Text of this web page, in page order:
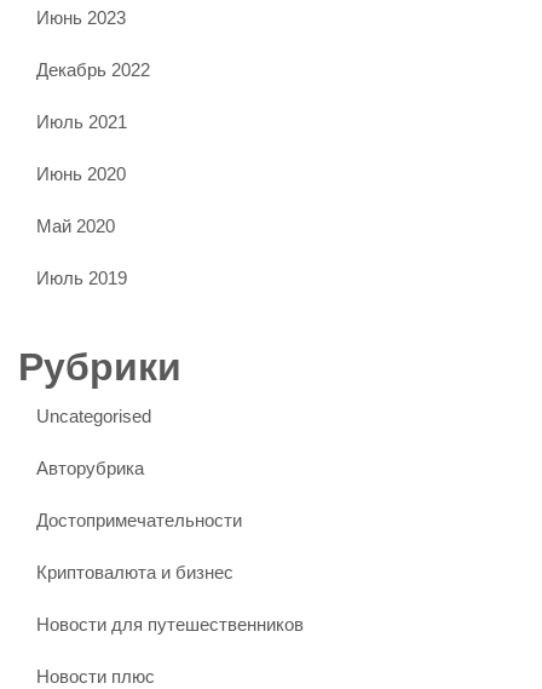
Июнь 2023
Декабрь 2022
Июль 2021
Июнь 2020
Май 2020
Июль 2019
Рубрики
Uncategorised
Авторубрика
Достопримечательности
Криптовалюта и бизнес
Новости для путешественников
Новости плюс